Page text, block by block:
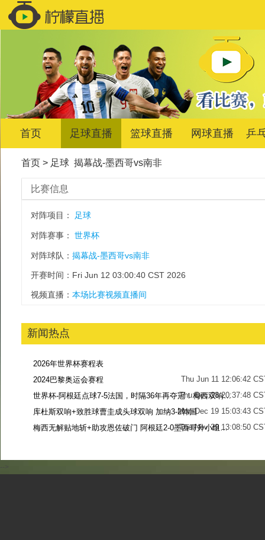
首页 足球直播 篮球直播 网球直播 乒
首页> 足球 揭幕战-墨西哥vs南非
比赛信息
对阵项目： 足球
对阵赛事： 世界杯
对阵球队： 揭幕战-墨西哥vs南非
开赛时间：Fri Jun 12 03:00:40 CST 2026
视频直播： 本场比赛视频直播间
新闻热点
2026年世界杯赛程表
Thu Jun 11 12:06:42
2024巴黎奥运会赛程
Thu Dec 28 20:37:48
世界杯-阿根廷点球7-5法国，时隔36年再夺冠！梅西双响姆巴佩戴帽
Mon Dec 19 15:03:43
库杜斯双响+致胜球曹圭成头球双响 加纳3-2韩国
Tue Nov 29 13:08:50
梅西无解贴地斩+助攻恩佐破门 阿根廷2-0墨西哥升小组第二